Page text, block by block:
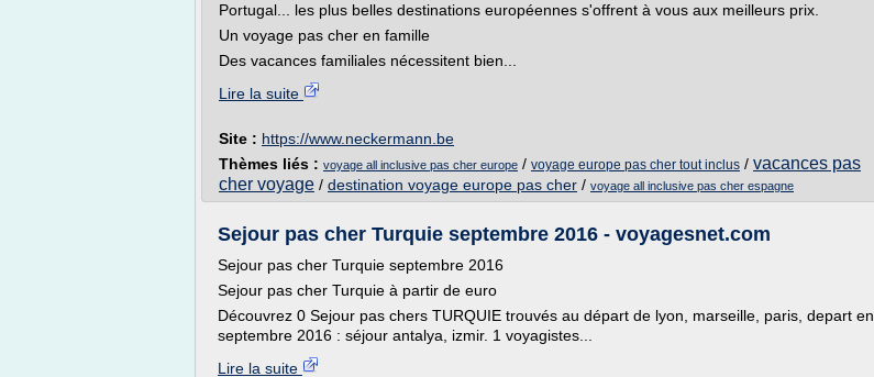
Portugal... les plus belles destinations européennes s'offrent à vous aux meilleurs prix.
Un voyage pas cher en famille
Des vacances familiales nécessitent bien...
Lire la suite
Site : https://www.neckermann.be
Thèmes liés : voyage all inclusive pas cher europe / voyage europe pas cher tout inclus / vacances pas
cher voyage / destination voyage europe pas cher / voyage all inclusive pas cher espagne
Sejour pas cher Turquie septembre 2016 - voyagesnet.com
Sejour pas cher Turquie septembre 2016
Sejour pas cher Turquie à partir de euro
Découvrez 0 Sejour pas chers TURQUIE trouvés au départ de lyon, marseille, paris, depart en
septembre 2016 : séjour antalya, izmir. 1 voyagistes...
Lire la suite